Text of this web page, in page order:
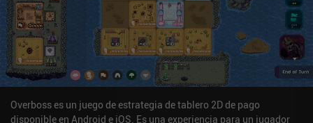
Overboss es un juego de estrategia de tablero 2D de pago
disponible en Android e iOS. Es una experiencia para un jugador